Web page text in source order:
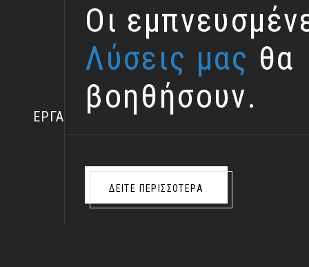
ΕΡΓΑ
Οι εμπνευσμέν
Λύσεις μας θα
βοηθήσουν.
ΔΕΊΤΕ ΠΕΡΙΣΣΌΤΕΡΑ